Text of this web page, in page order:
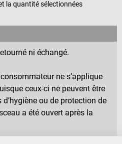
la quantité sélectionnées
ni échangé.
ne s’applique
ceux-ci ne peuvent être
ou de protection de
a été ouvert après la